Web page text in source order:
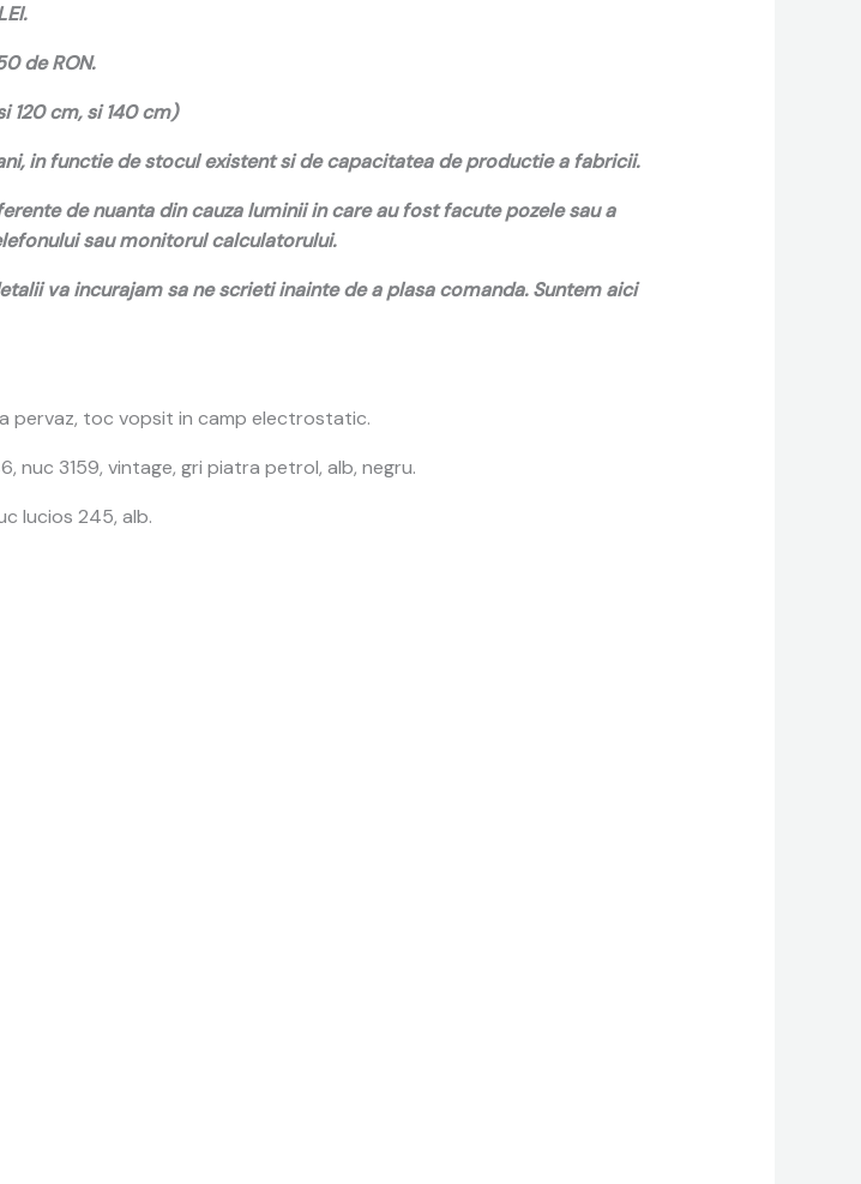
de RON.
120 cm, si 140 cm)
in functie de stocul existent si de capacitatea de productie a fabricii.
de nuanta din cauza luminii in care au fost facute pozele sau a
sau monitorul calculatorului.
va incurajam sa ne scrieti inainte de a plasa comanda. Suntem aici
pervaz, toc vopsit in camp electrostatic.
nuc 3159, vintage, gri piatra petrol, alb, negru.
lucios 245, alb.